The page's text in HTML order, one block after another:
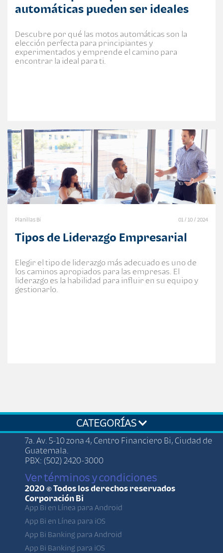
automáticas pueden ser ideales
Descubre por qué las motos automáticas son la
elección perfecta para principiantes y
experimentados y emprende el camino para
encontrar la ideal para ti.
Planillas Bi 01 / 10 / 2024
Tipos de Liderazgo Empresarial
Elegir el tipo de liderazgo más adecuado es uno de
los caminos apropiados para las empresas. El
liderazgo es la habilidad para influir en su equipo y
gestionarlo.
CATEGORÍAS
7a. Av. 5-10 zona 4, Centro Financiero Bi, Ciudad de
Guatemala.
PBX: (502) 2420-3000
Ver términos y condiciones
2020 © Todos los derechos reservados
Corporación Bi
App Bi en Línea para Android
App Bi en Línea para iOS
App Bi Banking para Android
App Bi Banking para iOS